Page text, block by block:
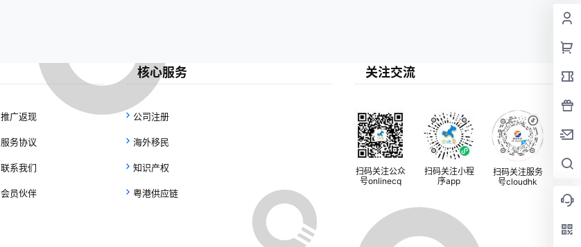
推广返现
服务协议
联系我们
会员伙伴
核心服务
公司注册
海外移民
知识产权
粤港供应链
关注交流
扫码关注公众
号onlinecq
扫码关注小程
序app
扫码关注服务
号cloudhk